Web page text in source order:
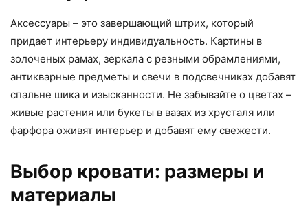
Аксессуары – это завершающий штрих, который
придает интерьеру индивидуальность. Картины в
золоченых рамах, зеркала с резными обрамлениями,
антикварные предметы и свечи в подсвечниках добавят
спальне шика и изысканности. Не забывайте о цветах –
живые растения или букеты в вазах из хрусталя или
фарфора оживят интерьер и добавят ему свежести.
Выбор кровати: размеры и
материалы